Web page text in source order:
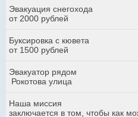
Эвакуация снегохода
от 2000 рублей
Буксировка с кювета
от 1500 рублей
Эвакуатор рядом
Рокотова улица
Наша миссия
заключается в том, чтобы как